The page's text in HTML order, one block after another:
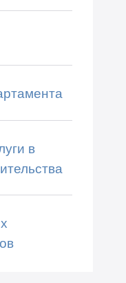
в